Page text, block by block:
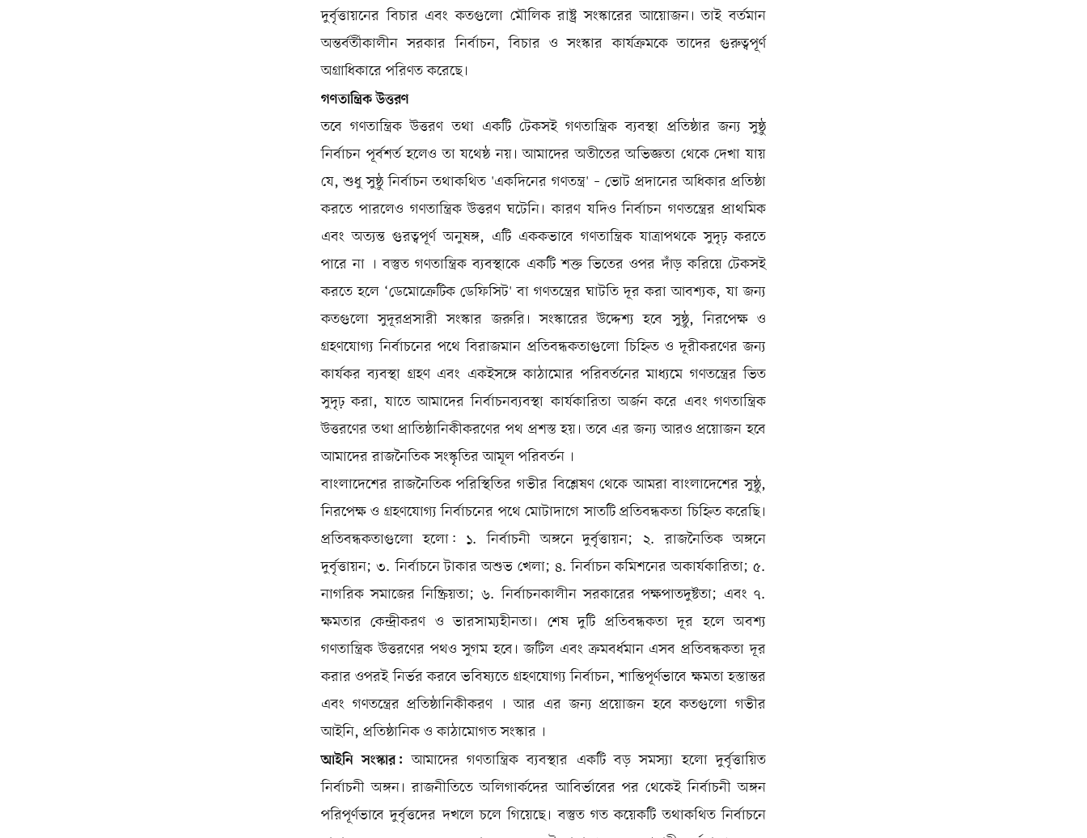
দুর্বৃত্তায়নের বিচার এবং কতগুলো মৌলিক রাষ্ট্র সংস্কারের আয়োজন। তাই বর্তমান
অন্তর্বর্তীকালীন সরকার নির্বাচন, বিচার ও সংস্কার কার্যক্রমকে তাদের গুরুত্বপূর্ণ
অগ্রাধিকারে পরিণত করেছে।
গণতান্ত্রিক উত্তরণ
তবে গণতান্ত্রিক উত্তরণ তথা একটি টেকসই গণতান্ত্রিক ব্যবস্থা প্রতিষ্ঠার জন্য সুষ্ঠু
নির্বাচন পূর্বশর্ত হলেও তা যথেষ্ঠ নয়। আমাদের অতীতের অভিজ্ঞতা থেকে দেখা যায়
যে, শুধু সুষ্ঠু নির্বাচন তথাকথিত 'একদিনের গণতন্ত্র' – ভোট প্রদানের অধিকার প্রতিষ্ঠা
করতে পারলেও গণতান্ত্রিক উত্তরণ ঘটেনি। কারণ যদিও নির্বাচন গণতন্ত্রের প্রাথমিক
এবং অত্যন্ত গুরত্বপূর্ণ অনুষঙ্গ, এটি এককভাবে গণতান্ত্রিক যাত্রাপথকে সুদৃঢ় করতে
পারে না । বস্তুত গণতান্ত্রিক ব্যবস্থাকে একটি শক্ত ভিতের ওপর দাঁড় করিয়ে টেকসই
করতে হলে ‘ডেমোক্রেটিক ডেফিসিট' বা গণতন্ত্রের ঘাটতি দূর করা আবশ্যক, যা জন্য
কতগুলো সুদূরপ্রসারী সংস্কার জরুরি। সংস্কারের উদ্দেশ্য হবে সুষ্ঠু, নিরপেক্ষ ও
গ্রহণযোগ্য নির্বাচনের পথে বিরাজমান প্রতিবন্ধকতাগুলো চিহ্নিত ও দূরীকরণের জন্য
কার্যকর ব্যবস্থা গ্রহণ এবং একইসঙ্গে কাঠামোর পরিবর্তনের মাধ্যমে গণতন্ত্রের ভিত
সুদৃঢ় করা, যাতে আমাদের নির্বাচনব্যবস্থা কার্যকারিতা অর্জন করে এবং গণতান্ত্রিক
উত্তরণের তথা প্রাতিষ্ঠানিকীকরণের পথ প্রশস্ত হয়। তবে এর জন্য আরও প্রয়োজন হবে
আমাদের রাজনৈতিক সংস্কৃতির আমূল পরিবর্তন ।
বাংলাদেশের রাজনৈতিক পরিস্থিতির গভীর বিশ্লেষণ থেকে আমরা বাংলাদেশের সুষ্ঠু,
নিরপেক্ষ ও গ্রহণযোগ্য নির্বাচনের পথে মোটাদাগে সাতটি প্রতিবন্ধকতা চিহ্নিত করেছি।
প্রতিবন্ধকতাগুলো হলো: ১. নির্বাচনী অঙ্গনে দুর্বৃত্তায়ন; ২. রাজনৈতিক অঙ্গনে
দুর্বৃত্তায়ন; ৩. নির্বাচনে টাকার অশুভ খেলা; ৪. নির্বাচন কমিশনের অকার্যকারিতা; ৫.
নাগরিক সমাজের নিষ্ক্রিয়তা; ৬. নির্বাচনকালীন সরকারের পক্ষপাতদুষ্টতা; এবং ৭.
ক্ষমতার কেন্দ্রীকরণ ও ভারসাম্যহীনতা। শেষ দুটি প্রতিবন্ধকতা দূর হলে অবশ্য
গণতান্ত্রিক উত্তরণের পথও সুগম হবে। জটিল এবং ক্রমবর্ধমান এসব প্রতিবন্ধকতা দূর
করার ওপরই নির্ভর করবে ভবিষ্যতে গ্রহণযোগ্য নির্বাচন, শান্তিপূর্ণভাবে ক্ষমতা হস্তান্তর
এবং গণতন্ত্রের প্রতিষ্ঠানিকীকরণ । আর এর জন্য প্রয়োজন হবে কতগুলো গভীর
আইনি, প্রতিষ্ঠানিক ও কাঠামোগত সংস্কার ।
আইনি সংস্কার: আমাদের গণতান্ত্রিক ব্যবস্থার একটি বড় সমস্যা হলো দুর্বৃত্তায়িত
নির্বাচনী অঙ্গন। রাজনীতিতে অলিগার্কদের আবির্ভাবের পর থেকেই নির্বাচনী অঙ্গন
পরিপূর্ণভাবে দুর্বৃত্তদের দখলে চলে গিয়েছে। বস্তুত গত কয়েকটি তথাকথিত নির্বাচনে